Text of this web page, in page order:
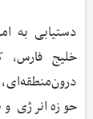
دستیابی به
خلیج فارس،
درون‌منطقه‌ای،
حوزه انرژی و